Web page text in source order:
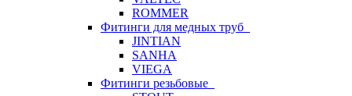
ROMMER
Фитинги для медных труб
JINTIAN
SANHA
VIEGA
Фитинги резьбовые